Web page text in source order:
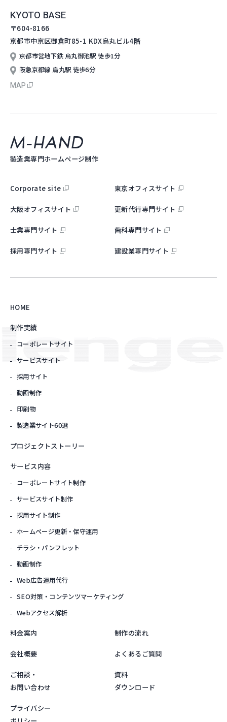
KYOTO BASE
〒604-8166
京都市中京区御倉町85-1 KDX烏丸ビル4階
京都市営地下鉄 烏丸御池駅 徒歩1分
阪急京都線 烏丸駅 徒歩6分
MAP
M-hand
製造業専門ホームページ制作
Corporate site 東京オフィスサイト
大阪オフィスサイト 更新代行専門サイト
士業専門サイト 歯科専門サイト
採用専門サイト 建設業専門サイト
HOME
制作実績
コーポレートサイト
サービスサイト
採用サイト
動画制作
印刷物
製造業サイト60選
プロジェクトストーリー
サービス内容
コーポレートサイト制作
サービスサイト制作
採用サイト制作
ホームページ更新・保守運用
チラシ・パンフレット
動画制作
Web広告運用代行
SEO対策・ コンテンツマーケティング
Webアクセス解析
料金案内 制作の流れ
会社概要 よくあるご質問
ご相談・
お問い合わせ
資料
ダウンロード
プライバシー